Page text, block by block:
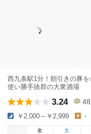
西九条駅1分！朝引きの豚
使い勝手抜群の大衆酒場
3.24 48
￥2,000～￥2,999 -
金
土